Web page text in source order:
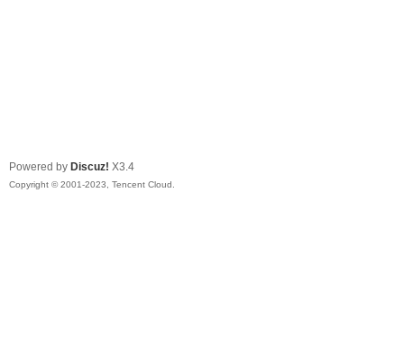
Powered by Discuz! X3.4
Copyright © 2001-2023, Tencent Cloud.